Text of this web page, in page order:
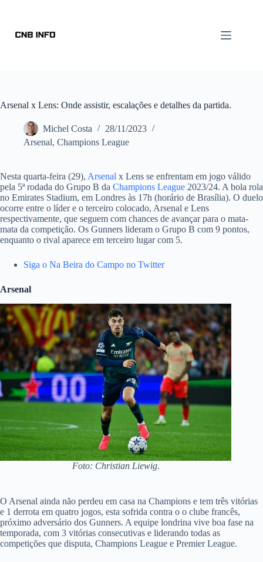
Arsenal x Lens: Onde assistir, escalações e detalhes da partida.
Michel Costa
28/11/2023
Arsenal, Champions League
Nesta quarta-feira (29), Arsenal x Lens se enfrentam em jogo válido
pela 5ª rodada do Grupo B da Champions League 2023/24. A bola rola
no Emirates Stadium, em Londres às 17h (horário de Brasília). O duelo
ocorre entre o líder e o terceiro colocado, Arsenal e Lens
respectivamente, que seguem com chances de avançar para o mata-
mata da competição. Os Gunners lideram o Grupo B com 9 pontos,
enquanto o rival aparece em terceiro lugar com 5.
Siga o Na Beira do Campo no Twitter
Arsenal
Foto: Christian Liewig.
O Arsenal ainda não perdeu em casa na Champions e tem três vitórias
e 1 derrota em quatro jogos, esta sofrida contra o o clube francês,
próximo adversário dos Gunners. A equipe londrina vive boa fase na
temporada, com 3 vitórias consecutivas e liderando todas as
competições que disputa, Champions League e Premier League.